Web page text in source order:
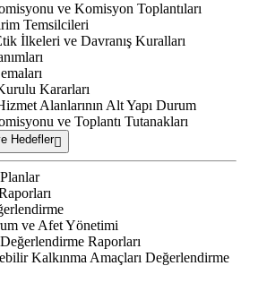
ve Komisyon Toplantıları
Temsilcileri
İlkeleri ve Davranış Kuralları
Kararları
Alanlarının Alt Yapı Durum
ve Toplantı Tutanakları
Hedefler
ve Afet Yönetimi
Raporları
Kalkınma Amaçları Değerlendirme